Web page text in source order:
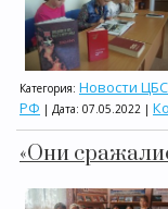
Категория: Новости
РФ | Дата: 07.05.2022 |
«Они